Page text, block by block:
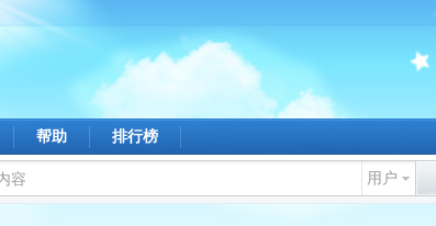
帮助 排行榜
用户